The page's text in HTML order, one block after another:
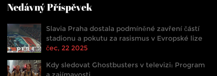
Nedávný Příspěvek
Slavia Praha dostala podmíněné zavření částí
stadionu a pokutu za rasismus v Evropské lize
čec, 22 2025
Kdy sledovat Ghostbusters v televizi: Program